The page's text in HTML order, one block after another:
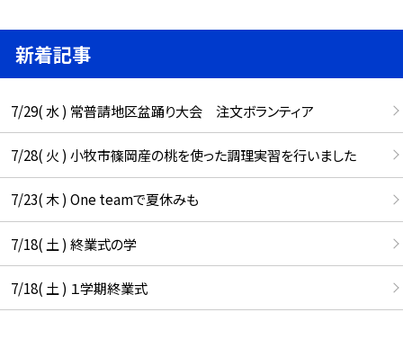
新着記事
7/29( 水 ) 常普請地区盆踊り大会 注文ボランティア
7/28( 火 ) 小牧市篠岡産の桃を使った調理実習を行いました
7/23( 木 ) One teamで夏休みも
7/18( 土 ) 終業式の学
7/18( 土 ) １学期終業式